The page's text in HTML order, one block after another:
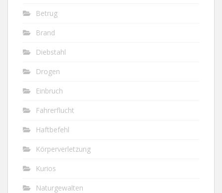
Betrug
Brand
Diebstahl
Drogen
Einbruch
Fahrerflucht
Haftbefehl
Körperverletzung
Kurios
Naturgewalten